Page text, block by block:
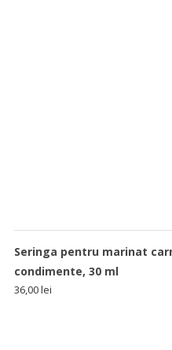
Seringa pentru marinat
condimente, 30 ml
36,00lei